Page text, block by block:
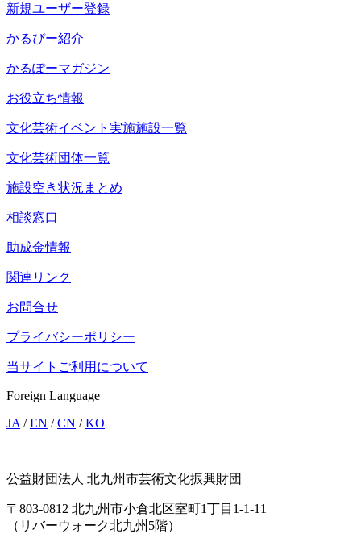
新規ユーザー登録
かるぴー紹介
かるぽーマガジン
お役立ち情報
文化芸術イベント実施施設一覧
文化芸術団体一覧
施設空き状況まとめ
相談窓口
助成金情報
関連リンク
お問合せ
プライバシーポリシー
当サイトご利用について
Foreign Language
JA /EN /CN /KO
公益財団法人 北九州市芸術文化振興財団
〒803-0812 北九州市小倉北区室町1丁目1-1-11
（リバーウォーク北九州5階）